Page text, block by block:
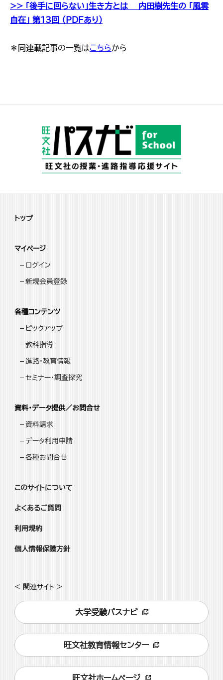
>> ｢後手に回らない」生き方とは ―内田樹先生の 「風雲
自在」 第13回 （PDFあり）
＊同連載記事の一覧はこちらから
トップ
マイページ
ログイン
新規会員登録
各種コンテンツ
ピックアップ
教科指導
進路・教育情報
セミナー・調査探究
資料・データ提供／お問合せ
資料請求
データ利用申請
各種お問合せ
このサイトについて
よくあるご質問
利用規約
個人情報保護方針
< 関連サイト >
大学受験パスナビ
旺文社教育情報センター
旺文社ホームページ